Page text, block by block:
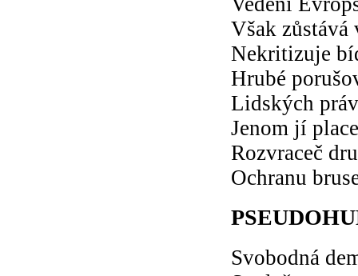
Však
Nekritizuje
Hrubé
Lidských
Jenom jí
Rozvraceč
Ochranu
Svobodná